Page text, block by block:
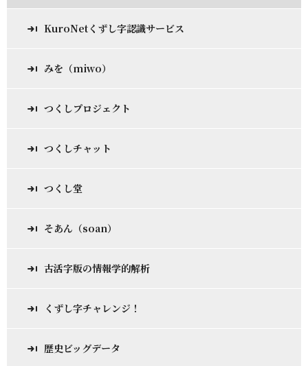
KuroNetくずし字認識サービス
みを（miwo）
つくしプロジェクト
つくしチャット
つくし堂
そあん（soan）
古活字版の情報学的解析
くずし字チャレンジ！
歴史ビッグデータ